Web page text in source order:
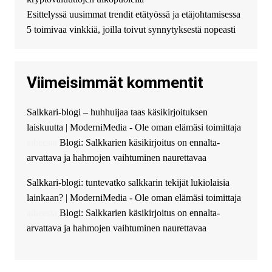
финансирование в долг без
избыточных вопросов и
документов? Тогда обратитесь
guest_4889 :Cmon Suomi 👏
The Admin: High five! You’ve
successfully installed Simple
Ajax Chat.
Esittelyssä uusimmat trendit etätyössä ja etäjohtamisessa
5 toimivaa vinkkiä, joilla toivut synnytyksestä nopeasti
Viimeisimmät kommentit
Salkkari-blogi – huhhuijaa taas käsikirjoituksen
laiskuutta | ModerniMedia - Ole oman elämäsi toimittaja
Blogi: Salkkarien käsikirjoitus on ennalta-
arvattava ja hahmojen vaihtuminen naurettavaa
Salkkari-blogi: tuntevatko salkkarin tekijät lukiolaisia
lainkaan? | ModerniMedia - Ole oman elämäsi toimittaja
Blogi: Salkkarien käsikirjoitus on ennalta-
arvattava ja hahmojen vaihtuminen naurettavaa